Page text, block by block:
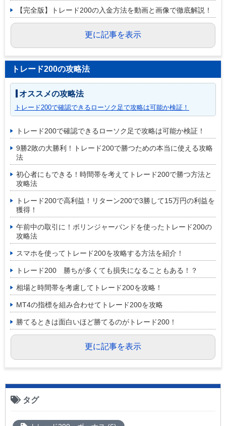
【完全版】トレード200の入金方法を動画と画像で徹底解説！
更に記事を表示
トレード200の攻略法
オススメの攻略法
トレード200で確認できるローソク足で攻略は可能か検証！
トレード200で確認できるローソク足で攻略は可能か検証！
9勝2敗の大勝利！トレード200で勝つための本当に使える攻略
法
初心者にもできる！時間帯を考えてトレード200で勝つ方法と
攻略法
トレード200で高利益！リターン200で3勝して15万円の利益を
獲得！
午前中の取引に！ボリンジャーバンドを使ったトレード200の
攻略法
スマホを使ってトレード200を攻略する方法を紹介！
トレード200 勝ちが多くても損失になることもある！？
相場と時間帯を考慮してトレード200を攻略！
MT4の指標を組み合わせてトレード200を攻略
勝てるときは面白いほど勝てるのがトレード200！
更に記事を表示
タグ